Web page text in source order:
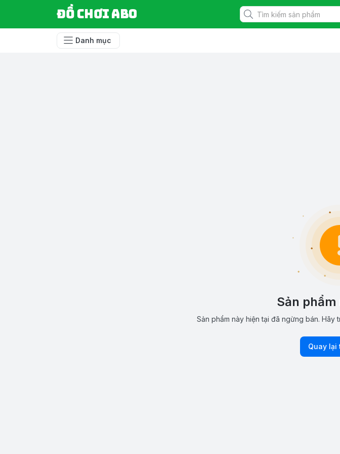
Đồ chơi ABO
Danh mục
Sản
Sản phẩm này hiện tại đã ngừng bán. Hãy
Quay lại